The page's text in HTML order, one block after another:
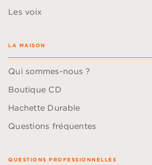
Les voix
LA MAISON
Qui sommes-nous ?
Boutique CD
Hachette Durable
Questions fréquentes
QUESTIONS PROFESSIONNELLES